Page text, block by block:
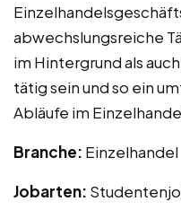
abwechslungsreiche
im Hintergrund als
tätig sein und so ein
Abläufe im
Branche: Einzelhandel
Jobarten: